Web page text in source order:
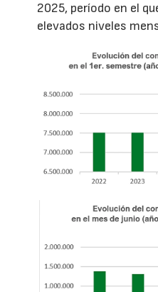
2025, período en el
elevados niveles